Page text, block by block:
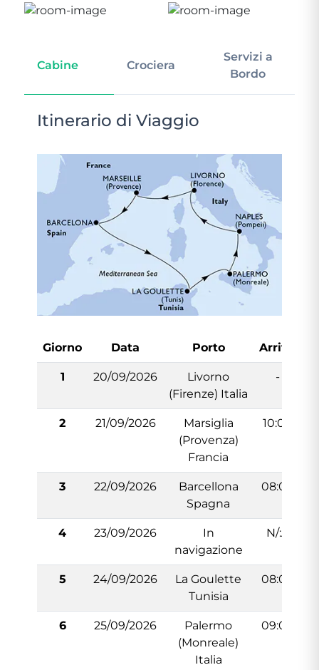
Cabine Crociera
Servizi a
Bordo
Itinerario di Viaggio
Giorno Data Porto Arrivo
1 20/09/2026
Livorno
(Firenze) Italia
-
2 21/09/2026
Marsiglia
(Provenza)
Francia
10:00
3 22/09/2026
Barcellona
Spagna
08:00
4 23/09/2026
In
navigazione
N/:A
5 24/09/2026
La Goulette
Tunisia
08:00
6 25/09/2026
Palermo
(Monreale)
Italia
09:00